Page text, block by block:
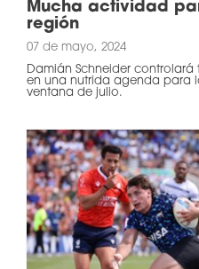
Mucha actividad
región
07 de mayo, 2024
Damián Schneider controlará
en una nutrida agenda para
ventana de julio.